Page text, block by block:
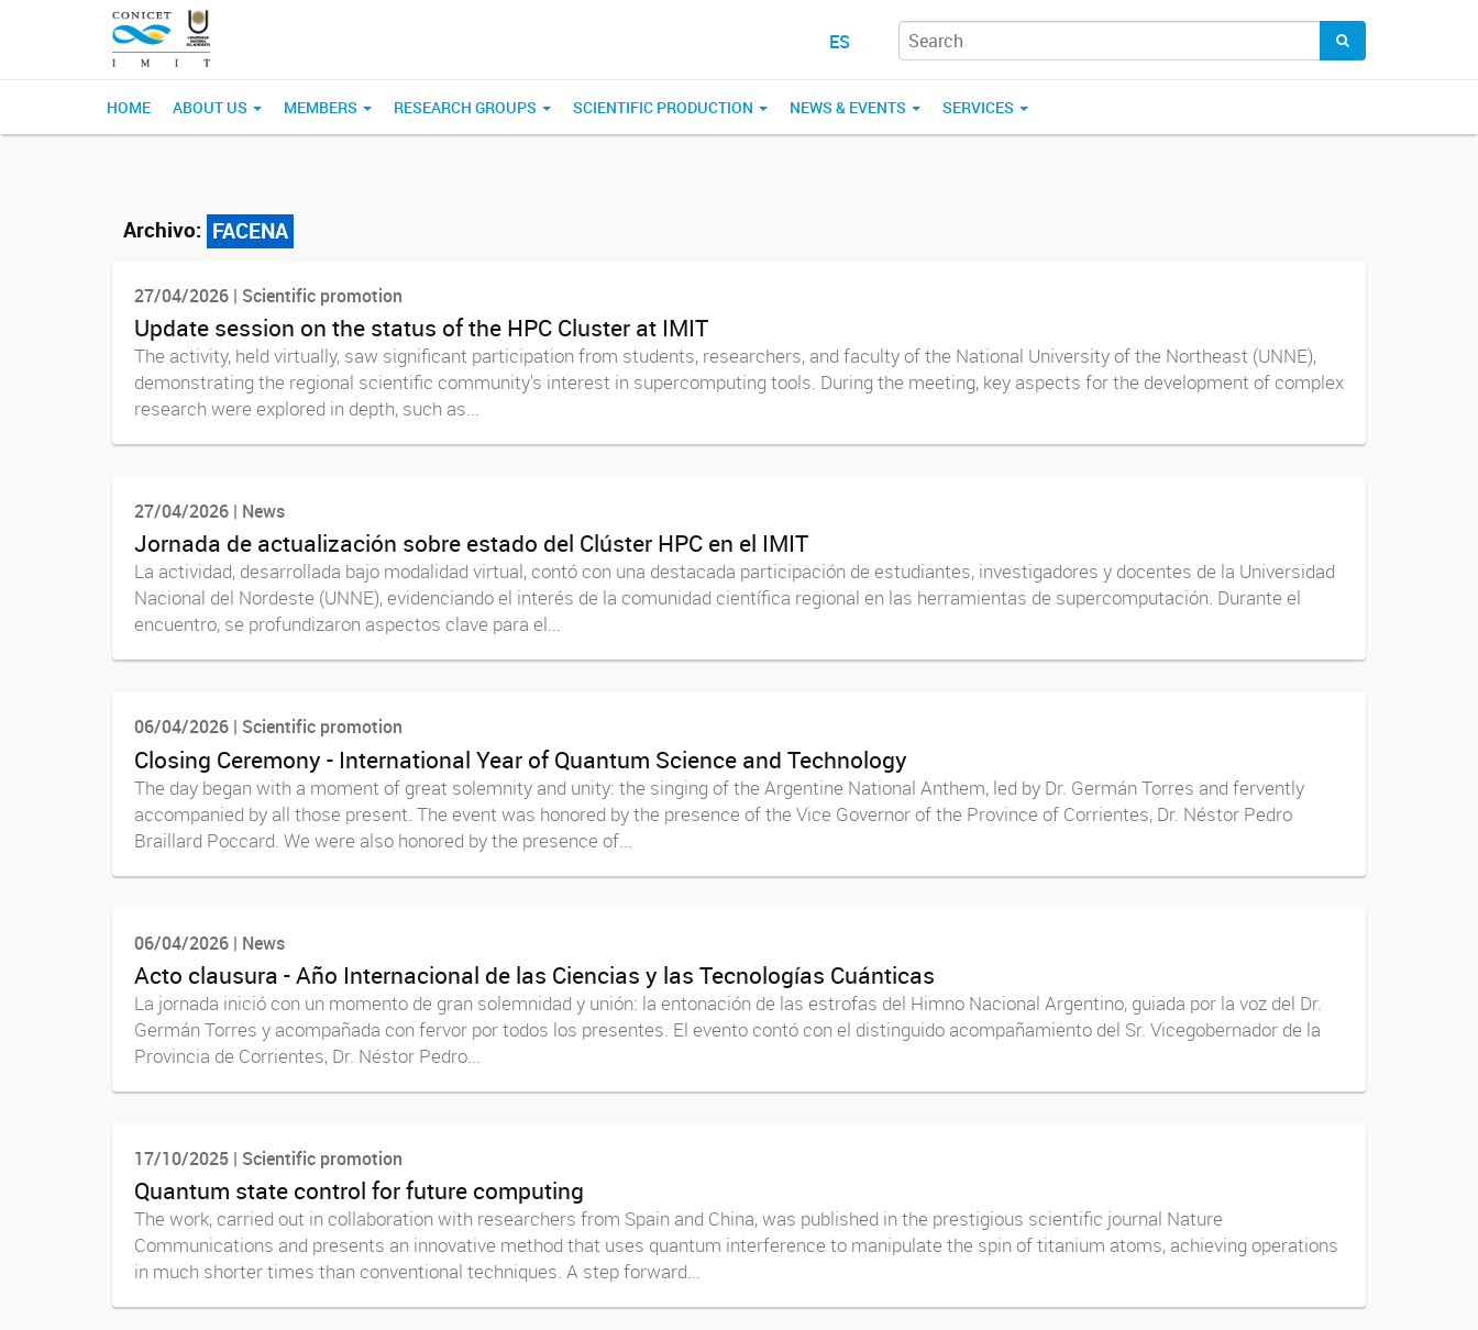
ES
HOME ABOUT US MEMBERS RESEARCH GROUPS SCIENTIFIC PRODUCTION NEWS & EVENTS SERVICES
Archivo: FACENA
27/04/2026 | Scientific promotion
Update session on the status of the HPC Cluster at IMIT
The activity, held virtually, saw significant participation from students, researchers, and faculty of the National University of the Northeast (UNNE),
demonstrating the regional scientific community's interest in supercomputing tools. During the meeting, key aspects for the development of complex
research were explored in depth, such as...
27/04/2026 | News
Jornada de actualización sobre estado del Clúster HPC en el IMIT
La actividad, desarrollada bajo modalidad virtual, contó con una destacada participación de estudiantes, investigadores y docentes de la Universidad
Nacional del Nordeste (UNNE), evidenciando el interés de la comunidad científica regional en las herramientas de supercomputación. Durante el
encuentro, se profundizaron aspectos clave para el...
06/04/2026 | Scientific promotion
Closing Ceremony - International Year of Quantum Science and Technology
The day began with a moment of great solemnity and unity: the singing of the Argentine National Anthem, led by Dr. Germán Torres and fervently
accompanied by all those present. The event was honored by the presence of the Vice Governor of the Province of Corrientes, Dr. Néstor Pedro
Braillard Poccard. We were also honored by the presence of...
06/04/2026 | News
Acto clausura - Año Internacional de las Ciencias y las Tecnologías Cuánticas
La jornada inició con un momento de gran solemnidad y unión: la entonación de las estrofas del Himno Nacional Argentino, guiada por la voz del Dr.
Germán Torres y acompañada con fervor por todos los presentes. El evento contó con el distinguido acompañamiento del Sr. Vicegobernador de la
Provincia de Corrientes, Dr. Néstor Pedro...
17/10/2025 | Scientific promotion
Quantum state control for future computing
The work, carried out in collaboration with researchers from Spain and China, was published in the prestigious scientific journal Nature
Communications and presents an innovative method that uses quantum interference to manipulate the spin of titanium atoms, achieving operations
in much shorter times than conventional techniques. A step forward...